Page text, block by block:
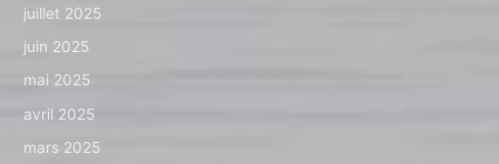
juillet 2025
juin 2025
mai 2025
avril 2025
mars 2025